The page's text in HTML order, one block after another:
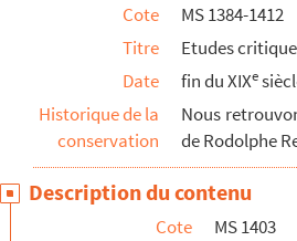
MS 1413-1417. "Critiques de mes travaux"
Cote
MS 1384-1412
Titre
Etudes
Date
fin du XIXe
Historique de la
conservation
Nous
de Rodolphe
Description du contenu
Cote
MS 1403